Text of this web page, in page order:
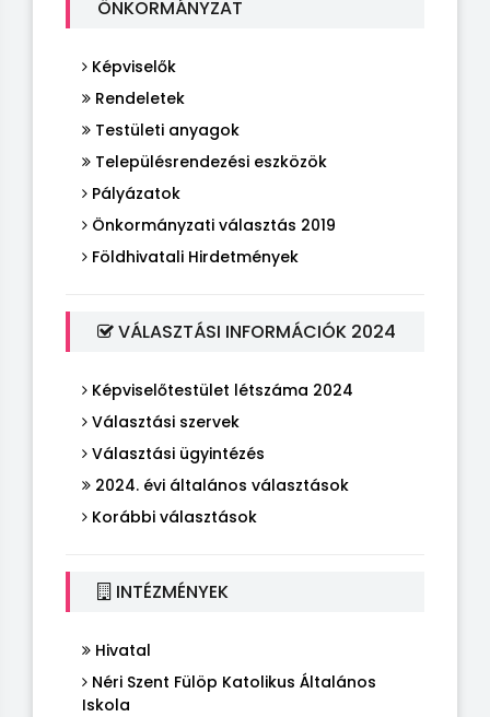
ÖNKORMÁNYZAT
Képviselők
Rendeletek
Testületi anyagok
Településrendezési eszközök
Pályázatok
Önkormányzati választás 2019
Földhivatali Hirdetmények
VÁLASZTÁSI INFORMÁCIÓK 2024
Képviselőtestület létszáma 2024
Választási szervek
Választási ügyintézés
2024. évi általános választások
Korábbi választások
INTÉZMÉNYEK
Hivatal
Néri Szent Fülöp Katolikus Általános
Iskola